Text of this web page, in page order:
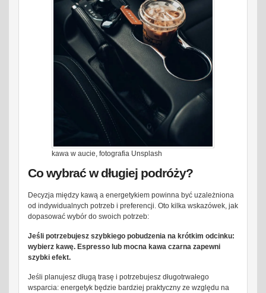
kawa w aucie, fotografia Unsplash
Co wybrać w długiej podróży?
Decyzja między kawą a energetykiem powinna być uzależniona
od indywidualnych potrzeb i preferencji. Oto kilka wskazówek, jak
dopasować wybór do swoich potrzeb:
Jeśli potrzebujesz szybkiego pobudzenia na krótkim odcinku:
wybierz kawę. Espresso lub mocna kawa czarna zapewni
szybki efekt.
Jeśli planujesz długą trasę i potrzebujesz długotrwałego
wsparcia: energetyk będzie bardziej praktyczny ze względu na